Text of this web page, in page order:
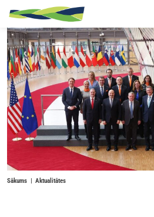
Skip to main content
Sākums Aktualitātes